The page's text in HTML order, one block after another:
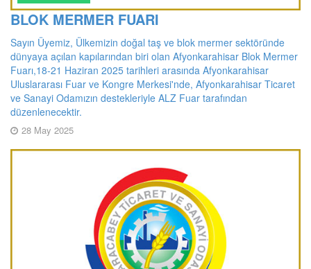
BLOK MERMER FUARI
Sayın Üyemiz, Ülkemizin doğal taş ve blok mermer sektöründe
dünyaya açılan kapılarından biri olan Afyonkarahisar Blok Mermer
Fuarı,18-21 Haziran 2025 tarihleri arasında Afyonkarahisar
Uluslararası Fuar ve Kongre Merkesi'nde, Afyonkarahisar Ticaret
ve Sanayi Odamızın destekleriyle ALZ Fuar tarafından
düzenlenecektir.
28 May 2025